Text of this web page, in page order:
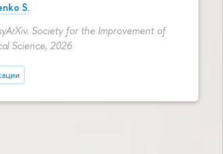
S.
Society for the Improvement of
Science, 2026